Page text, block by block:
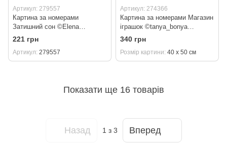
Артикул: 279557
Картина за номерами
Затишний сон ©Elena
Schweitzer (KHO6062) Ідейка
(Без коробки) 30 х 30 см
221 грн
Артикул 279557
Артикул: 274366
Картина за номерами Магазин
іграшок ©tanya_bonya
(KH6553) Ідейка 40 х 50 см
340 грн
Розмір картини 40 х 50 см
Показати ще 16 товарів
Назад 1 з 3 Вперед